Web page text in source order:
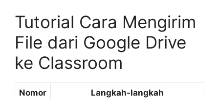
Tutorial Cara Mengirim
File dari Google Drive
ke Classroom
Nomor Langkah-langkah